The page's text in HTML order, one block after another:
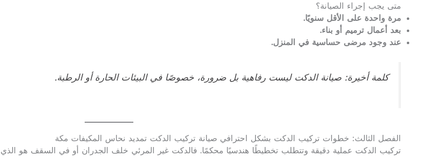
متى يجب إجراء الصيانة؟
مرة واحدة على الأقل سنويًا.
بعد أعمال ترميم أو بناء.
عند وجود مرضى حساسية في المنزل.
كلمة أخيرة: صيانة الدكت ليست رفاهية بل ضرورة، خصوصًا في البيئات الحارة أو الرطبة.
الفصل الثالث: خطوات تركيب الدكت بشكل احترافي صيانة تركيب الدكت تمديد نحاس المكيفات مكة
تركيب الدكت عملية دقيقة وتتطلب تخطيطًا هندسيًا محكمًا. فالدكت غير المرئي خلف الجدران أو في السقف هو